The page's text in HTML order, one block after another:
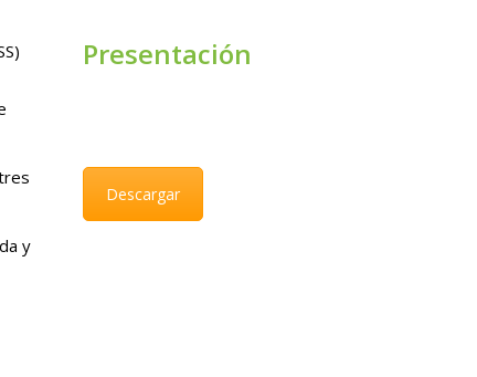
y
Presentación
Descargar